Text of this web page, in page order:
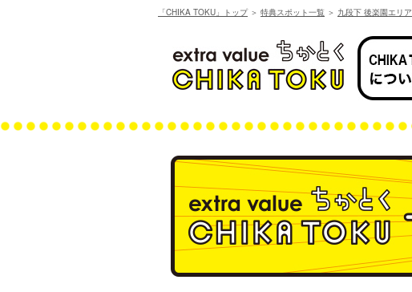
「CHIKA TOKU」トップ＞ 特典スポット一覧 ＞ 九段下 後楽園エリア